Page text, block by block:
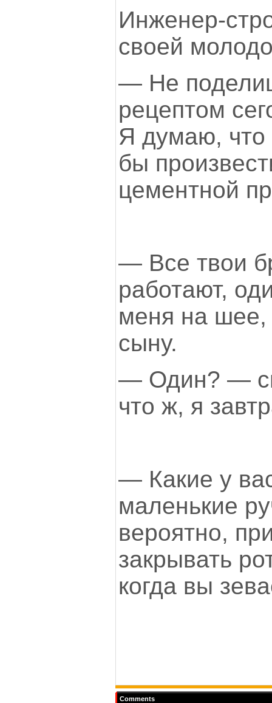
Инженер-
своей
— Не
рецептом
Я думаю, что
бы
цементной
— Все твои
работают,
меня на шее,
сыну.
— Один? —
что ж, я
— Какие у
маленькие
вероятно,
закрывать
когда вы
Comments